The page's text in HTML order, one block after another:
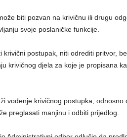
biti pozvan na krivičnu ili drugu
svoje poslaničke funkcije.
postupak, niti odrediti pritvor,
krivičnog djela za koje je propisana
vođenje krivičnog postupka, odnosno
preglasati manjinu i odbiti prijedlog.